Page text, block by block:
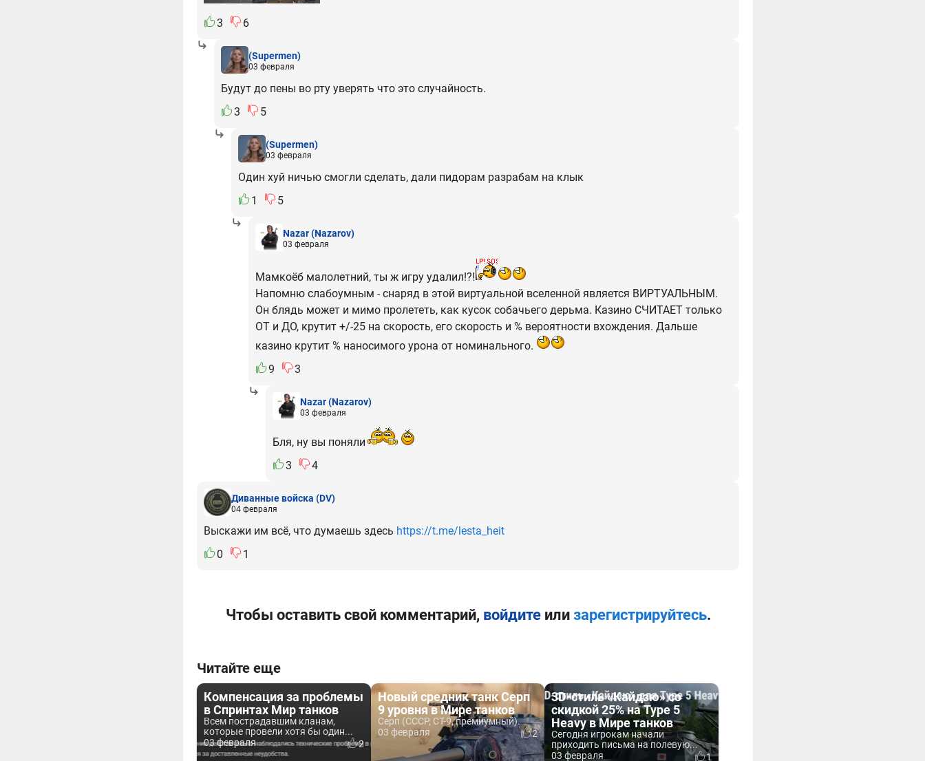
3 6
(Supermen)
03 февраля
Будут до пены во рту уверять что это случайность.
3
5
(Supermen)
03 февраля
Один хуй ничью смогли сделать, дали пидорам разрабам на клык
1
5
Nazar(Nazarov)
03 февраля
Мамкоёб малолетний, ты ж игру удалил!?!
Напомню слабоумным - снаряд в этой виртуальной вселенной является ВИРТУАЛЬНЫМ.
Он блядь может и мимо пролететь, как кусок собачьего дерьма. Казино СЧИТАЕТ только
ОТ и ДО, крутит +/-25 на скорость, его скорость и % вероятности вхождения. Дальше
казино крутит % наносимого урона от номинального.
9
3
Nazar(Nazarov)
03 февраля
Бля, ну вы поняли
3
4
Диванные войска (DV)
04 февраля
Выскажи им всё, что думаешь здесь https://t.me/lesta_heit
0
1
Чтобы оставить свой комментарий, войдитеили зарегистрируйтесь.
Читайте еще
Компенсация за проблемы
в Спринтах Мир танков
Всем пострадавшим кланам,
которые провели хотя бы один...
03 февраля
2
Новый средник танк Серп
9 уровня в Мире танков
Серп (СССР, СТ-9, премиумный).
03 февраля
2
3D-стиль «Кайдзю» со
скидкой 25% на Type 5
Heavy в Мире танков
Сегодня игрокам начали
приходить письма на полевую...
03 февраля
1